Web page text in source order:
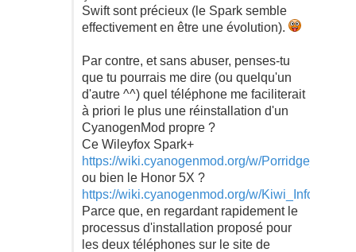
Swift sont précieux (le Spark semble
effectivement en être une évolution).
Par contre, et sans abuser, penses-tu
que tu pourrais me dire (ou quelqu'un
d'autre ^^) quel téléphone me faciliterait
à priori le plus une réinstallation d'un
CyanogenMod propre ?
Ce Wileyfox Spark+
https://wiki.cyanogenmod.org/w/Porridge_Info
ou bien le Honor 5X ?
https://wiki.cyanogenmod.org/w/Kiwi_Info
Parce que, en regardant rapidement le
processus d'installation proposé pour
les deux téléphones sur le site de